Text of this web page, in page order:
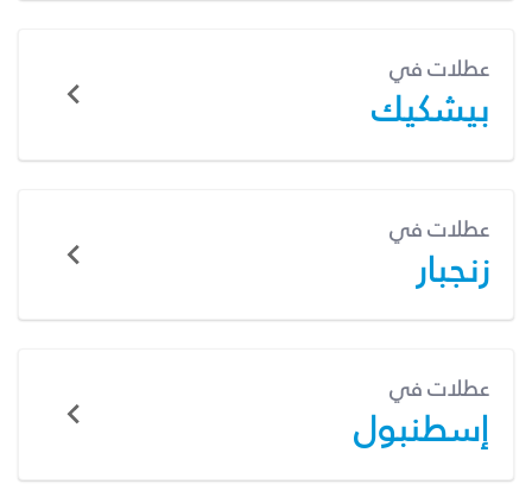
عطلات في
بيشكيك
عطلات في
زنجبار
عطلات في
إسطنبول